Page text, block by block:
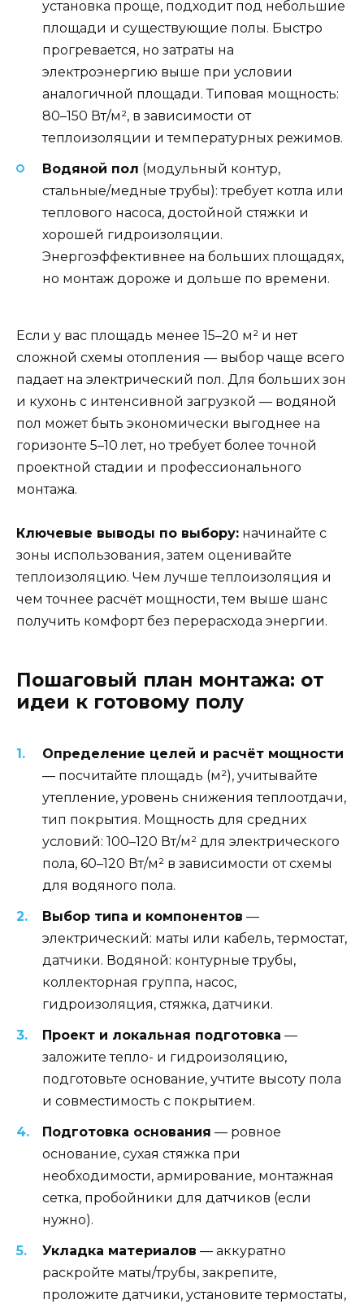
установка проще, подходит под небольшие
площади и существующие полы. Быстро
прогревается, но затраты на
электроэнергию выше при условии
аналогичной площади. Типовая мощность:
80–150 Вт/м², в зависимости от
теплоизоляции и температурных режимов.
Водяной пол (модульный контур,
стальные/медные трубы): требует котла или
теплового насоса, достойной стяжки и
хорошей гидроизоляции.
Энергоэффективнее на больших площадях,
но монтаж дороже и дольше по времени.
Если у вас площадь менее 15–20 м² и нет
сложной схемы отопления — выбор чаще всего
падает на электрический пол. Для больших зон
и кухонь с интенсивной загрузкой — водяной
пол может быть экономически выгоднее на
горизонте 5–10 лет, но требует более точной
проектной стадии и профессионального
монтажа.
Ключевые выводы по выбору: начинайте с
зоны использования, затем оценивайте
теплоизоляцию. Чем лучше теплоизоляция и
чем точнее расчёт мощности, тем выше шанс
получить комфорт без перерасхода энергии.
Пошаговый план монтажа: от
идеи к готовому полу
Определение целей и расчёт мощности
— посчитайте площадь (м²), учитывайте
утепление, уровень снижения теплоотдачи,
тип покрытия. Мощность для средних
условий: 100–120 Вт/м² для электрического
пола, 60–120 Вт/м² в зависимости от схемы
для водяного пола.
Выбор типа и компонентов —
электрический: маты или кабель, термостат,
датчики. Водяной: контурные трубы,
коллекторная группа, насос,
гидроизоляция, стяжка, датчики.
Проект и локальная подготовка —
заложите тепло- и гидроизоляцию,
подготовьте основание, учтите высоту пола
и совместимость с покрытием.
Подготовка основания — ровное
основание, сухая стяжка при
необходимости, армирование, монтажная
сетка, пробойники для датчиков (если
нужно).
Укладка материалов — аккуратно
раскройте маты/трубы, закрепите,
проложите датчики, установите термостаты,